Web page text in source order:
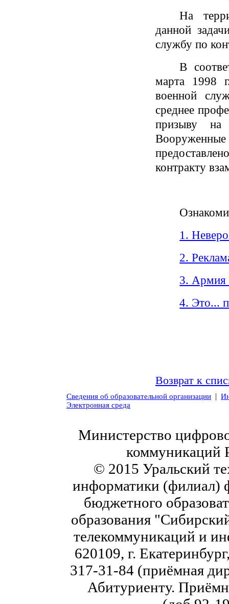
На
данной
службу по
В
марта 1998
военной
среднее
призыву
контракту
1.
2.
3. Армия
4. Это...
Возврат к
Сведения об образовательной организации |
Электронная среда
Министерство
коммуникаций
© 2015 Уральский
информатики (филиал)
бюджетного
образования
телекоммуникаций и
620109, г.
317-31-84 (приёмная
Абитуриенту.